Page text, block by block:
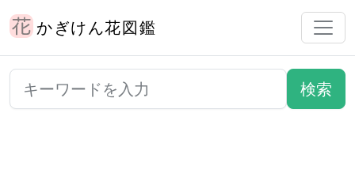
かぎけん花図鑑